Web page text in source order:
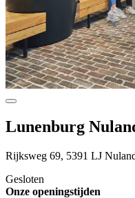
Lunenburg
Rijksweg 69, 5391 LJ
Gesloten
Onze openingstijden